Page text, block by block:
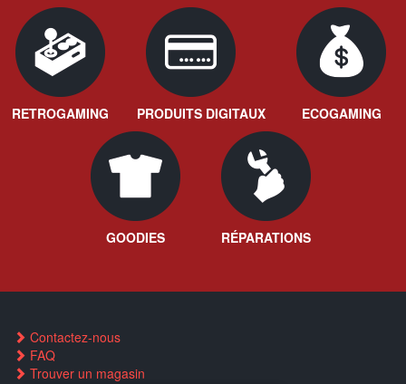
RETROGAMING PRODUITS DIGITAUX ECOGAMING
GOODIES RÉPARATIONS
Contactez-nous
FAQ
Trouver un magasin